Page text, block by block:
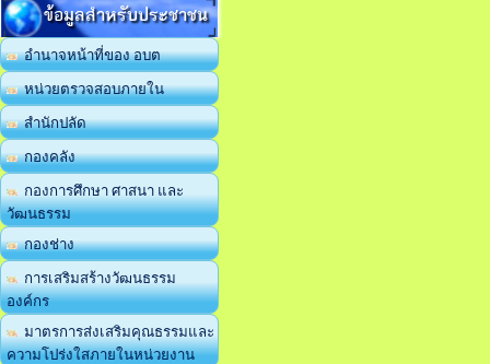
ข้อมูลสำหรับประชาชน
อำนาจหน้าที่ของ อบต
หน่วยตรวจสอบภายใน
สำนักปลัด
กองคลัง
กองการศึกษา ศาสนา และ
วัฒนธรรม
กองช่าง
การเสริมสร้างวัฒนธรรม
องค์กร
มาตรการส่งเสริมคุณธรรมและ
ความโปร่งใสภายในหน่วยงาน